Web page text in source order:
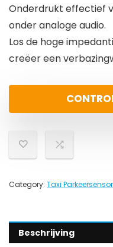
Onderdrukt effectief
onder analoge audio.
Los de hoge
creëer een
Category: Taxi
Beschrijving